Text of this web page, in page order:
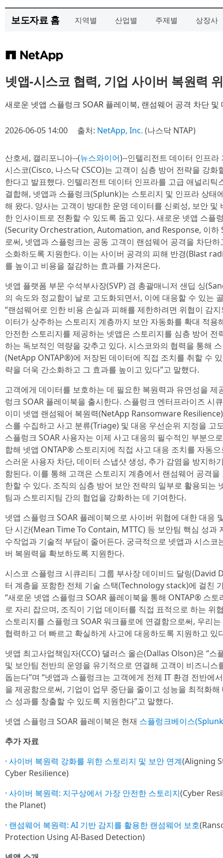
보도자료 홈 지역별 산업별 주제별 상장사
넷앱-시스코 협력, 기업 사이버 복원력
새로운 넷앱 스플렁크 SOAR 플레이북, 랜섬웨어 공격 차단
2026-06-05 14:00 출처: NetApp, Inc. (나스닥 NTAP)
산호세, 캘리포니아--(뉴스와이어)--인텔리전트 데이터 인프
시스코(Cisco, 나스닥 CSCO)는 고객이 심층 방어 전략을 강
한다고 발표했다. 인텔리전트 데이터 인프라를 고급 애널리
결합해, 넷앱과 스플렁크(Splunk)는 스토리지 및 인프라 상태
해 왔다. 양사는 고객이 방대한 운영 데이터를 신뢰성, 보안
한 인사이트로 전환할 수 있도록 돕고 있다. 새로운 넷앱 스플
(Security Orchestration, Automation, and Response, 이하
로써, 넷앱과 스플렁크는 공동 고객이 랜섬웨어 공격을 차단
소화하도록 지원한다. 이는 사이버 공격의 피해 반경(Blast
를 높이고 비용을 절감하는 효과를 가져온다.
넷앱 플랫폼 부문 수석부사장(SVP) 겸 총괄매니저 샌딥 싱
의 속도와 정교함이 날로 고도화되면서, 이에 대응할 수 있는
“랜섬웨어로 인한 비용 손실과 피해를 제한하려면 위협이 감
이터가 상주하는 스토리지 계층까지 보안 자동화를 확대 적용
안전한 스토리지를 제공하는 넷앱은 스토리지를 심층 방어
하는 독보적인 역량을 갖추고 있다. 시스코와의 협력을 통해
(NetApp ONTAP®)에 저장된 데이터에 직접 조치를 취할 수
략을 더욱 간소화하고 그 효과를 높이고 있다”고 말했다.
고객에게 데이터를 보호하는 데 필요한 복원력과 유연성을
렁크 SOAR 플레이북을 출시한다. 스플렁크 엔터프라이즈
이미 넷앱 랜섬웨어 복원력(NetApp Ransomware
스를 수집하고 사고 분류(Triage) 및 대응 우선순위 지정을 고
스플렁크 SOAR 사용자는 이제 사고 대응의 필수적인 부분으
합해 넷앱 ONTAP® 스토리지에 직접 사고 대응 조치를 자동
스러운 사용자 차단, 데이터 스냅샷 생성, 추가 감염을 방지하
함된다. 이를 통해 고객은 스토리지 계층에서 랜섬웨어 공격
한할 수 있다. 조직의 심층 방어 보안 전략의 일부로 활용되는
팀과 스토리지팀 간의 협업을 강화하는 데 기여한다.
넷앱 스플렁크 SOAR 플레이북으로 사이버 위협에 대한 대응
단 시간(Mean Time To Contain, MTTC) 등 보안팀 핵심 성과
수작업과 기술적 부담이 줄어든다. 궁극적으로 넷앱과 시스
버 복원력을 확보하도록 지원한다.
시스코 스플렁크 시큐리티 그룹 부사장 데이비드 달링(David
터 계층을 포함한 전체 기술 스택(Technology stack)에 걸친
“새로운 넷앱 스플렁크 SOAR 플레이북을 통해 ONTAP® 스
로 자리 잡으며, 조직이 기업 데이터를 직접 표적으로 하는 위
스토리지를 스플렁크 SOAR 워크플로에 연결함으로써, 우리
협력하고 더 빠르고 확실하게 사고에 대응하도록 지원하고 있
넷앱 최고사업책임자(CCO) 댈러스 올슨(Dallas Olson)은 “스
및 보안팀 전반의 운영을 유기적으로 연결해 고객이 비즈니
돕는다”며 “넷앱과 스플렁크는 고객에게 전체 IT 환경 전반에
을 제공함으로써, 기업이 업무 중단을 줄이고 성능을 최적화
스 성과를 창출할 수 있도록 지원한다”고 말했다.
넷앱 스플렁크 SOAR 플레이북은 현재 스플렁크베이스
추가 자료
· 사이버 복원력 강화를 위한 스토리지 및 보안 연계(Aligning
Cyber Resilience)
· 사이버 복원력: 지구상에서 가장 안전한 스토리지(Cyber
the Planet)
· 랜섬웨어 복원력: AI 기반 감지를 활용한 랜섬웨어 보호
Protection Using AI-Based Detection)